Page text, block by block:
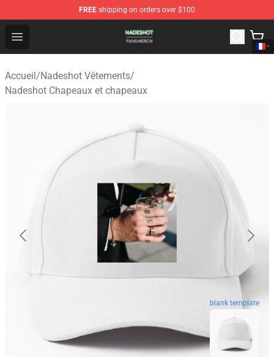
FREE shipping on orders over $100
Open menu
Nadeshot Shop - Official Nadeshot Merchandise Store
Accueil/Nadeshot Vêtements/
Nadeshot Chapeaux et chapeaux
blank template